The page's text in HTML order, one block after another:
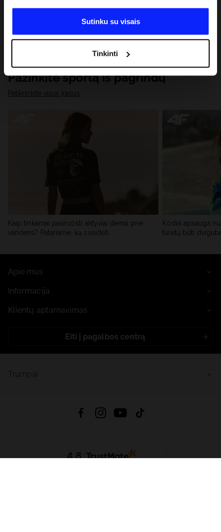
duomenimis, kuriuos jie gauna, kai naudojatės jų
paslaugomis. Gavus Jūsų leidimą, mes galime perduoti
Jūsų asmeninę informaciją savo partneriams, siekdami
analitinius tyrimus, pritaikyti turinį ir tobulinti mūsų
partnerių siūlomus sprendimus (pvz., socialinius tinklus).
Išsamią informaciją rasite mūsų Privatumo politikoje ir
skiltyje „Išsami informacija“.
Sutinku su visais
Tinkinti
Pažinkite sportą iš pagrindų
Patikrinkite visus įrašus
Kaip tinkamai pasiruošti aktyviai dienai prie
vandens? Patariame, ką susidėti
Kodėl apsauga
turėtų būti
Apie mus
Informacija
Klientų aptarnavimas
Eiti į pagalbos centrą
4.8